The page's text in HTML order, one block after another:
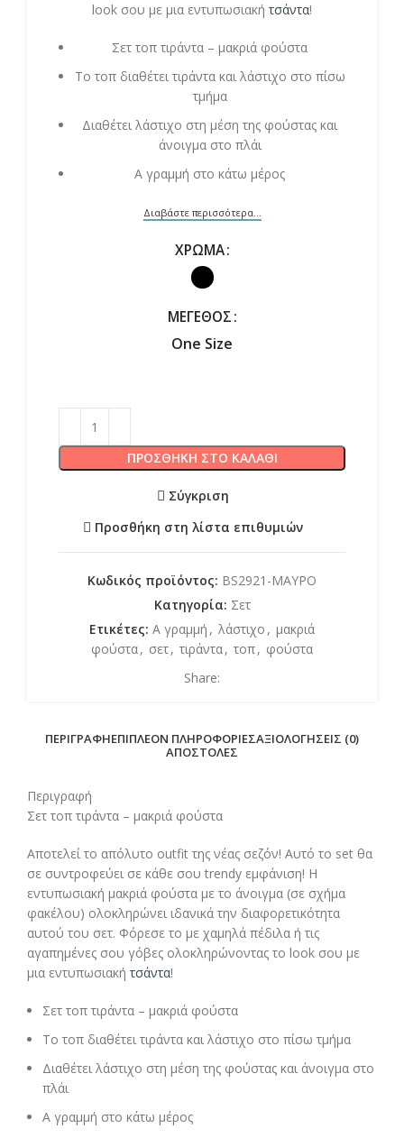
look σου με μια εντυπωσιακή τσάντα!
Σετ τοπ τιράντα – μακριά φούστα
Το τοπ διαθέτει τιράντα και λάστιχο στο πίσω
τμήμα
Διαθέτει λάστιχο στη μέση της φούστας και
άνοιγμα στο πλάι
Α γραμμή στο κάτω μέρος
Διαβάστε περισσότερα...
ΧΡΏΜΑ
ΜΈΓΕΘΟΣ
One Size
ΠΡΟΣΘΉΚΗ ΣΤΟ ΚΑΛΆΘΙ
Σύγκριση
Προσθήκη στη λίστα επιθυμιών
Κωδικός προϊόντος: BS2921-ΜΑΥΡΟ
Κατηγορία: Σετ
Ετικέτες: Α γραμμή , λάστιχο , μακριά
φούστα, σετ, τιράντα, τοπ, φούστα
Share:
ΠΕΡΙΓΡΑΦΉΕΠΙΠΛΈΟΝ ΠΛΗΡΟΦΟΡΊΕΣΑΞΙΟΛΟΓΉΣΕΙΣ (0)
ΑΠΟΣΤΟΛΈΣ
Περιγραφή
Σετ τοπ τιράντα – μακριά φούστα
Αποτελεί το απόλυτο outfit της νέας σεζόν! Αυτό το set θα
σε συντροφεύει σε κάθε σου trendy εμφάνιση! Η
εντυπωσιακή μακριά φούστα με το άνοιγμα (σε σχήμα
φακέλου) ολοκληρώνει ιδανικά την διαφορετικότητα
αυτού του σετ. Φόρεσε το με χαμηλά πέδιλα ή τις
αγαπημένες σου γόβες ολοκληρώνοντας το look σου με
μια εντυπωσιακή τσάντα!
Σετ τοπ τιράντα – μακριά φούστα
Το τοπ διαθέτει τιράντα και λάστιχο στο πίσω τμήμα
Διαθέτει λάστιχο στη μέση της φούστας και άνοιγμα στο
πλάι
Α γραμμή στο κάτω μέρος